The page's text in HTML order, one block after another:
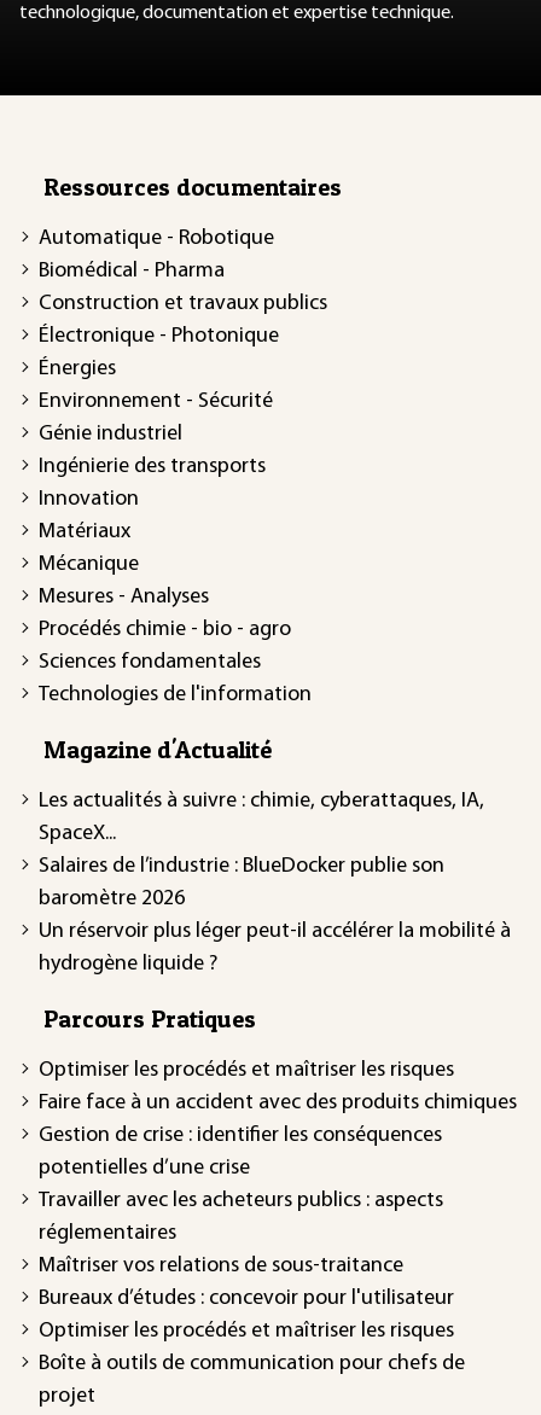
technologique, documentation et expertise technique.
Ressources documentaires
Automatique - Robotique
Biomédical - Pharma
Construction et travaux publics
Électronique - Photonique
Énergies
Environnement - Sécurité
Génie industriel
Ingénierie des transports
Innovation
Matériaux
Mécanique
Mesures - Analyses
Procédés chimie - bio - agro
Sciences fondamentales
Technologies de l'information
Magazine d'Actualité
Les actualités à suivre : chimie, cyberattaques, IA,
SpaceX...
Salaires de l’industrie : BlueDocker publie son
baromètre 2026
Un réservoir plus léger peut-il accélérer la mobilité à
hydrogène liquide ?
Parcours Pratiques
Optimiser les procédés et maîtriser les risques
Faire face à un accident avec des produits chimiques
Gestion de crise : identifier les conséquences
potentielles d’une crise
Travailler avec les acheteurs publics : aspects
réglementaires
Maîtriser vos relations de sous-traitance
Bureaux d’études : concevoir pour l'utilisateur
Optimiser les procédés et maîtriser les risques
Boîte à outils de communication pour chefs de
projet